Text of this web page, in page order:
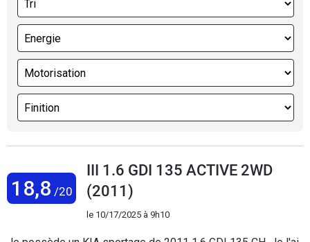
18,8 /20
III 1.6 GDI 135 ACTIVE 2WD
(2011)
le 10/17/2025 à 9h10